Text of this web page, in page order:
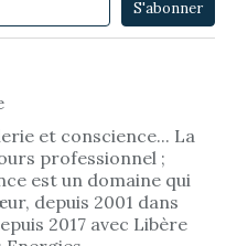
et conscience... La
professionnel ;
est un domaine qui
depuis 2001 dans
2017 avec Libère